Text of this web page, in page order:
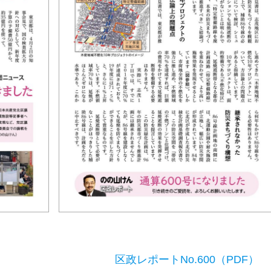
区政レポートNo.600（PDF）